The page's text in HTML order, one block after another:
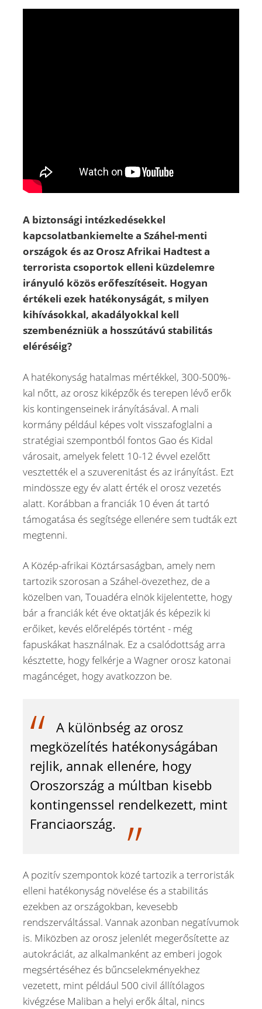
A biztonsági intézkedésekkel
kapcsolatbankiemelte a Száhel-menti
országok és az Orosz Afrikai Hadtest a
terrorista csoportok elleni küzdelemre
irányuló közös erőfeszítéseit. Hogyan
értékeli ezek hatékonyságát, s milyen
kihívásokkal, akadályokkal kell
szembenézniük a hosszútávú stabilitás
eléréséig?
A hatékonyság hatalmas mértékkel, 300-500%-
kal nőtt, az orosz kiképzők és terepen lévő erők
kis kontingenseinek irányításával. A mali
kormány például képes volt visszafoglalni a
stratégiai szempontból fontos Gao és Kidal
városait, amelyek felett 10-12 évvel ezelőtt
vesztették el a szuverenitást és az irányítást. Ezt
mindössze egy év alatt érték el orosz vezetés
alatt. Korábban a franciák 10 éven át tartó
támogatása és segítsége ellenére sem tudták ezt
megtenni.
A Közép-afrikai Köztársaságban, amely nem
tartozik szorosan a Száhel-övezethez, de a
közelben van, Touadéra elnök kijelentette, hogy
bár a franciák két éve oktatják és képezik ki
erőiket, kevés előrelépés történt - még
fapuskákat használnak. Ez a csalódottság arra
késztette, hogy felkérje a Wagner orosz katonai
magáncéget, hogy avatkozzon be.
A különbség az orosz
megközelítés hatékonyságában
rejlik, annak ellenére, hogy
Oroszország a múltban kisebb
kontingenssel rendelkezett, mint
Franciaország.
A pozitív szempontok közé tartozik a terroristák
elleni hatékonyság növelése és a stabilitás
ezekben az országokban, kevesebb
rendszerváltással. Vannak azonban negatívumok
is. Miközben az orosz jelenlét megerősítette az
autokráciát, az alkalmanként az emberi jogok
megsértéséhez és bűncselekményekhez
vezetett, mint például 500 civil állítólagos
kivégzése Maliban a helyi erők által, nincs